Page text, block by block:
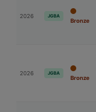
2026 JGBA
Bronze
2026 JGBA
Bronze